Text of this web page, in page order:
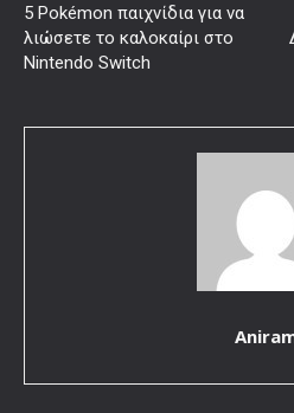
5 Pokémon παιχνίδια για να
λιώσετε το καλοκαίρι στο
Nintendo Switch